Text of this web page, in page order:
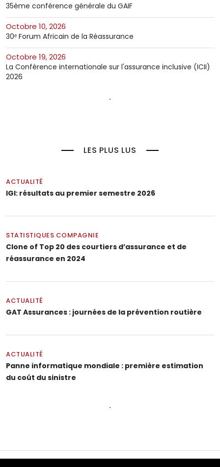
35ème conférence générale du GAIF
octobre 10, 2026
30ᵉ Forum Africain de la Réassurance
octobre 19, 2026
La Conférence internationale sur l'assurance inclusive (ICII)
2026
LES PLUS LUS
ACTUALITÉ
IGI: résultats au premier semestre 2026
STATISTIQUES COMPAGNIE
Clone of Top 20 des courtiers d’assurance et de
réassurance en 2024
ACTUALITÉ
GAT Assurances : journées de la prévention routière
ACTUALITÉ
Panne informatique mondiale : première estimation
du coût du sinistre